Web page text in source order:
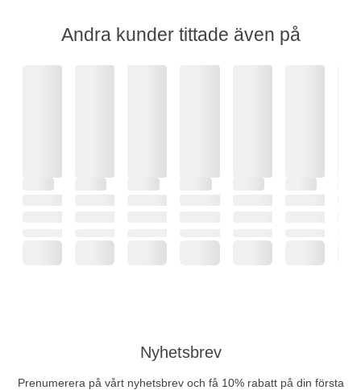
Andra kunder tittade även på
Nyhetsbrev
Prenumerera på vårt nyhetsbrev och få 10% rabatt på din första